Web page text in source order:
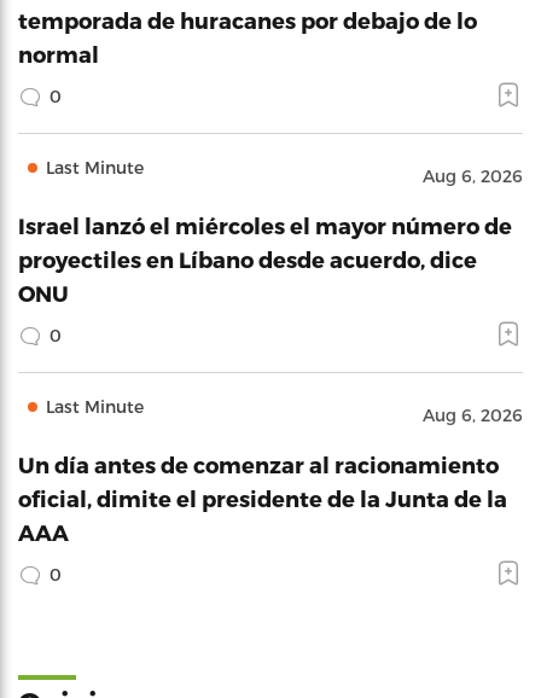
temporada de huracanes por debajo de lo
normal
0
Last Minute Aug 6, 2026
Israel lanzó el miércoles el mayor número de
proyectiles en Líbano desde acuerdo, dice
ONU
0
Last Minute Aug 6, 2026
Un día antes de comenzar al racionamiento
oficial, dimite el presidente de la Junta de la
AAA
0